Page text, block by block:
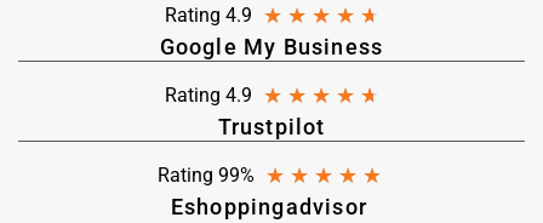
Rating 4.9 ★ ★ ★ ★ ★
Google My Business
Rating 4.9 ★ ★ ★ ★ ★
Trustpilot
Rating 99% ★ ★ ★ ★ ★
Eshoppingadvisor